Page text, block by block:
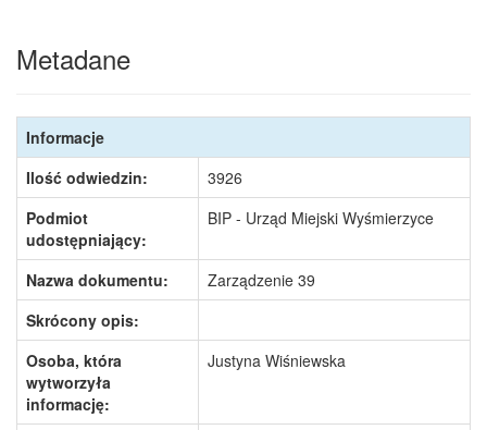
Metadane
Informacje
Ilość odwiedzin:
3926
Podmiot
udostępniający:
BIP - Urząd Miejski Wyśmierzyce
Nazwa dokumentu:
Zarządzenie 39
Skrócony opis:
Osoba, która
wytworzyła
informację:
Justyna Wiśniewska